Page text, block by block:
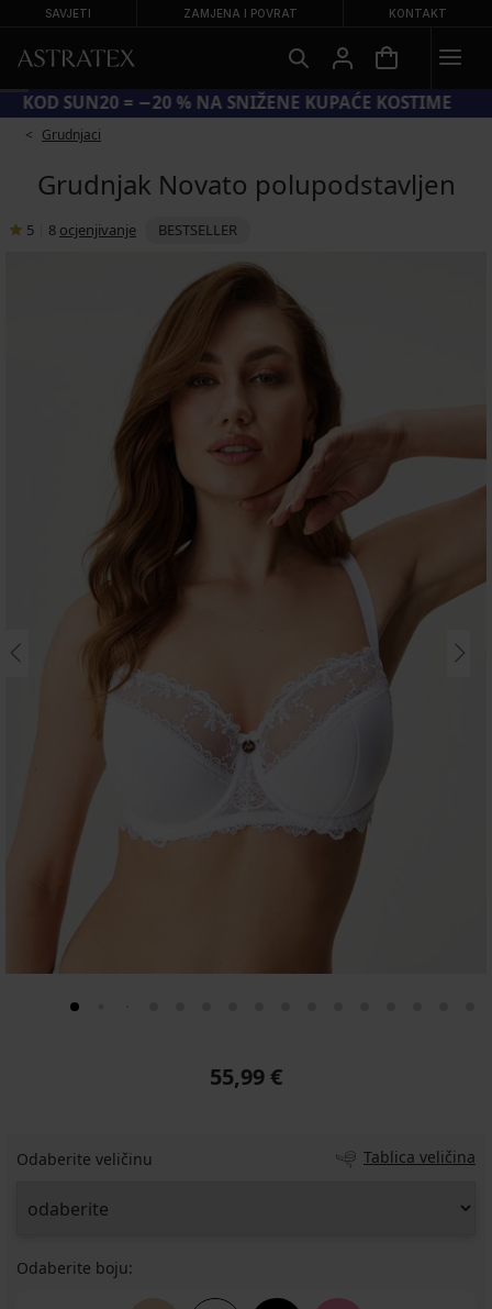
SAVJETI ZAMJENA I POVRAT KONTAKT
KOD SUN20 = −20 % NA SNIŽENE KUPAĆE KOSTIME
Grudnjaci
Grudnjak Novato polupodstavljen
5 8 ocjenjivanje BESTSELLER
55,99 €
Odaberite veličinu Tablica veličina
Odaberite boju: